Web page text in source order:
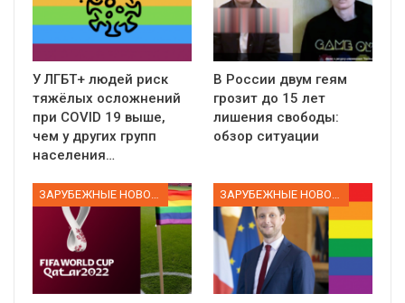
У ЛГБТ+ людей риск
тяжёлых осложнений
при COVID 19 выше,
чем у других групп
населения…
В России двум геям
грозит до 15 лет
лишения свободы:
обзор ситуации